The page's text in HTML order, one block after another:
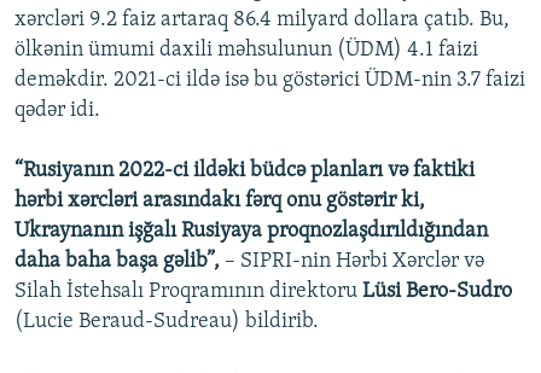
xərcləri 9.2 faiz artaraq 86.4 milyard dollara çatıb. Bu,
ölkənin ümumi daxili məhsulunun (ÜDM) 4.1 faizi
deməkdir. 2021-ci ildə isə bu göstərici ÜDM-nin 3.7 faizi
qədər idi.
“Rusiyanın 2022-ci ildəki büdcə planları və faktiki
hərbi xərcləri arasındakı fərq onu göstərir ki,
Ukraynanın işğalı Rusiyaya proqnozlaşdırıldığından
daha baha başa gəlib”, – SIPRI-nin Hərbi Xərclər və
Silah İstehsalı Proqramının direktoru Lüsi Bero-Sudro
(Lucie Beraud-Sudreau) bildirib.